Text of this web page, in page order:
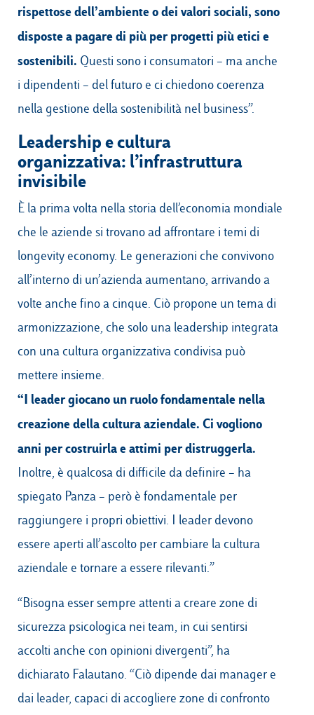
rispettose dell’ambiente o dei valori sociali, sono
disposte a pagare di più per progetti più etici e
sostenibili. Questi sono i consumatori – ma anche
i dipendenti – del futuro e ci chiedono coerenza
nella gestione della sostenibilità nel business”.
Leadership e cultura
organizzativa: l’infrastruttura
invisibile
È la prima volta nella storia dell’economia mondiale
che le aziende si trovano ad affrontare i temi di
longevity economy. Le generazioni che convivono
all’interno di un’azienda aumentano, arrivando a
volte anche fino a cinque. Ciò propone un tema di
armonizzazione, che solo una leadership integrata
con una cultura organizzativa condivisa può
mettere insieme.
“I leader giocano un ruolo fondamentale nella
creazione della cultura aziendale. Ci vogliono
anni per costruirla e attimi per distruggerla.
Inoltre, è qualcosa di difficile da definire – ha
spiegato Panza – però è fondamentale per
raggiungere i propri obiettivi. I leader devono
essere aperti all’ascolto per cambiare la cultura
aziendale e tornare a essere rilevanti.”
“Bisogna esser sempre attenti a creare zone di
sicurezza psicologica nei team, in cui sentirsi
accolti anche con opinioni divergenti”, ha
dichiarato Falautano. “Ciò dipende dai manager e
dai leader, capaci di accogliere zone di confronto